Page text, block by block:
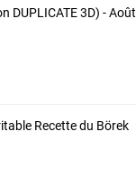
DUPLICATE 3D) - Août
Recette du Börek